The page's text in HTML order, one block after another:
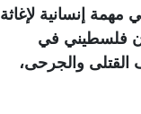
أنهم كانوا في مهمة إنسانية لإغاثة
وكسر الحصار المستمر عليه منذ عام 2007. ويعيش نحو 2.4 مليون فلسطيني في
القتلى والجرحى،